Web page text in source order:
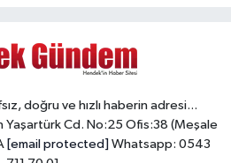
doğru ve hızlı haberin adresi...
Yaşartürk Cd. No:25 Ofis:38 (Meşale
[email protected] Whatsapp: 0543